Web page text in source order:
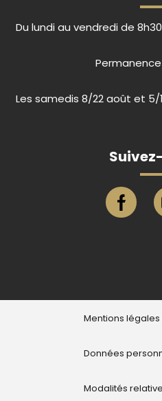
Du lundi au vendredi de
Les samedis 8/22 août et 5/
Page
Mentions légales
Données
Modalités